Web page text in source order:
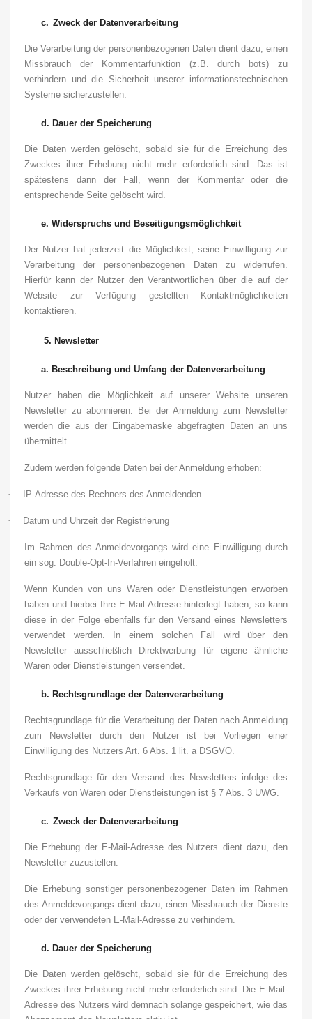
c. Zweck der Datenverarbeitung
Die Verarbeitung der personenbezogenen Daten dient dazu, einen
Missbrauch der Kommentarfunktion (z.B. durch bots) zu
verhindern und die Sicherheit unserer informationstechnischen
Systeme sicherzustellen.
d. Dauer der Speicherung
Die Daten werden gelöscht, sobald sie für die Erreichung des
Zweckes ihrer Erhebung nicht mehr erforderlich sind. Das ist
spätestens dann der Fall, wenn der Kommentar oder die
entsprechende Seite gelöscht wird.
e. Widerspruchs und Beseitigungsmöglichkeit
Der Nutzer hat jederzeit die Möglichkeit, seine Einwilligung zur
Verarbeitung der personenbezogenen Daten zu widerrufen.
Hierfür kann der Nutzer den Verantwortlichen über die auf der
Website zur Verfügung gestellten Kontaktmöglichkeiten
kontaktieren.
5. Newsletter
a. Beschreibung und Umfang der Datenverarbeitung
Nutzer haben die Möglichkeit auf unserer Website unseren
Newsletter zu abonnieren. Bei der Anmeldung zum Newsletter
werden die aus der Eingabemaske abgefragten Daten an uns
übermittelt.
Zudem werden folgende Daten bei der Anmeldung erhoben:
· IP-Adresse des Rechners des Anmeldenden
· Datum und Uhrzeit der Registrierung
Im Rahmen des Anmeldevorgangs wird eine Einwilligung durch
ein sog. Double-Opt-In-Verfahren eingeholt.
Wenn Kunden von uns Waren oder Dienstleistungen erworben
haben und hierbei Ihre E-Mail-Adresse hinterlegt haben, so kann
diese in der Folge ebenfalls für den Versand eines Newsletters
verwendet werden. In einem solchen Fall wird über den
Newsletter ausschließlich Direktwerbung für eigene ähnliche
Waren oder Dienstleistungen versendet.
b. Rechtsgrundlage der Datenverarbeitung
Rechtsgrundlage für die Verarbeitung der Daten nach Anmeldung
zum Newsletter durch den Nutzer ist bei Vorliegen einer
Einwilligung des Nutzers Art. 6 Abs. 1 lit. a DSGVO.
Rechtsgrundlage für den Versand des Newsletters infolge des
Verkaufs von Waren oder Dienstleistungen ist § 7 Abs. 3 UWG.
c. Zweck der Datenverarbeitung
Die Erhebung der E-Mail-Adresse des Nutzers dient dazu, den
Newsletter zuzustellen.
Die Erhebung sonstiger personenbezogener Daten im Rahmen
des Anmeldevorgangs dient dazu, einen Missbrauch der Dienste
oder der verwendeten E-Mail-Adresse zu verhindern.
d. Dauer der Speicherung
Die Daten werden gelöscht, sobald sie für die Erreichung des
Zweckes ihrer Erhebung nicht mehr erforderlich sind. Die E-Mail-
Adresse des Nutzers wird demnach solange gespeichert, wie das